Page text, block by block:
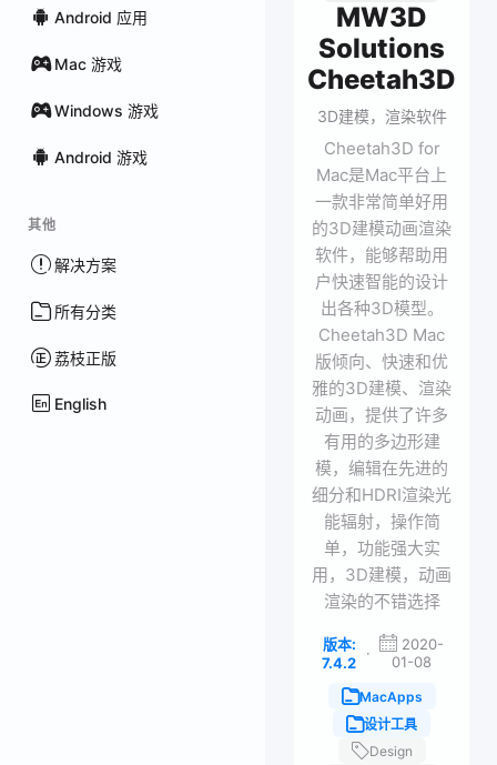
Android 应用
Mac 游戏
Windows 游戏
Android 游戏
其他
解决方案
所有分类
荔枝正版
English
MW3D
Solutions
Cheetah3D
3D建模，渲染软件
Cheetah3D for
Mac是Mac平台上
一款非常简单好用
的3D建模动画渲染
软件，能够帮助用
户快速智能的设计
出各种3D模型。
Cheetah3D Mac
版倾向、快速和优
雅的3D建模、渲染
动画，提供了许多
有用的多边形建
模，编辑在先进的
细分和HDRI渲染光
能辐射，操作简
单，功能强大实
用，3D建模，动画
渲染的不错选择
版本:
7.4.2
·
2020-
01-08
MacApps
设计工具
Design